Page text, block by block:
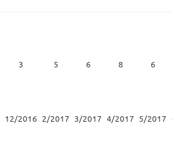
3
12/2016
5
2/2017
6
3/2017
8
4/2017
6
5/2017